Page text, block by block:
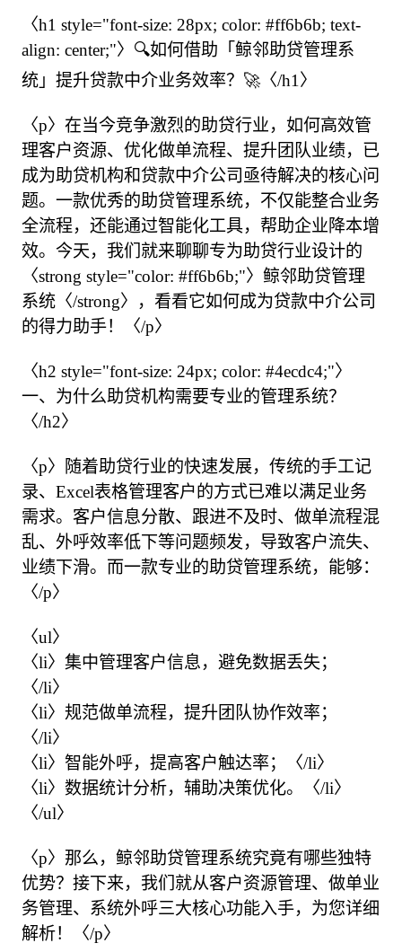
〈h1 style="font-size: 28px; color: #ff6b6b; text-
align: center;"〉🔍如何借助「鲸邻助贷管理系
统」提升贷款中介业务效率？🚀〈/h1〉
〈p〉在当今竞争激烈的助贷行业，如何高效管
理客户资源、优化做单流程、提升团队业绩，已
成为助贷机构和贷款中介公司亟待解决的核心问
题。一款优秀的助贷管理系统，不仅能整合业务
全流程，还能通过智能化工具，帮助企业降本增
效。今天，我们就来聊聊专为助贷行业设计的
〈strong style="color: #ff6b6b;"〉鲸邻助贷管理
系统〈/strong〉，看看它如何成为贷款中介公司
的得力助手！〈/p〉
〈h2 style="font-size: 24px; color: #4ecdc4;"〉
一、为什么助贷机构需要专业的管理系统？
〈/h2〉
〈p〉随着助贷行业的快速发展，传统的手工记
录、Excel表格管理客户的方式已难以满足业务
需求。客户信息分散、跟进不及时、做单流程混
乱、外呼效率低下等问题频发，导致客户流失、
业绩下滑。而一款专业的助贷管理系统，能够：
〈/p〉
〈ul〉
〈li〉集中管理客户信息，避免数据丢失；
〈/li〉
〈li〉规范做单流程，提升团队协作效率；
〈/li〉
〈li〉智能外呼，提高客户触达率；〈/li〉
〈li〉数据统计分析，辅助决策优化。〈/li〉
〈/ul〉
〈p〉那么，鲸邻助贷管理系统究竟有哪些独特
优势？接下来，我们就从客户资源管理、做单业
务管理、系统外呼三大核心功能入手，为您详细
解析！〈/p〉